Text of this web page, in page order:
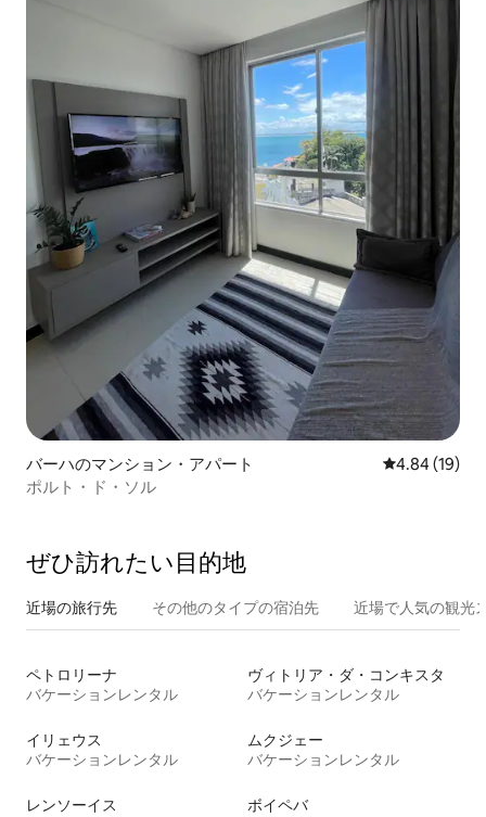
バーハのマンション・アパート レビュー19
4.84 (19)
ポルト・ド・ソル
ぜひ訪⁠れ⁠た⁠い目⁠的⁠地
近場の旅行先 その他のタ⁠イ⁠プ⁠の宿⁠泊⁠先 近場で人気の観光
ペトロリーナ
バケーションレンタル
ヴィトリア・ダ・コンキスタ
バケーションレンタル
イリェウス
バケーションレンタル
ムクジェー
バケーションレンタル
レンソーイス
ボイペバ